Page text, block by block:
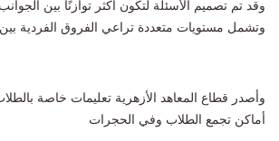
وقد تم تصميم الأسئلة لتكون أكثر توازنًا بين
وتشمل مستويات متعددة تراعي الفروق الفردية بين
وأصدر قطاع المعاهد الأزهرية تعليمات خاصة
أماكن تجمع الطلاب وفي الحجرات